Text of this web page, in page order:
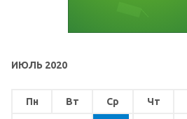
ИЮЛЬ 2020
Пн Вт Ср Чт